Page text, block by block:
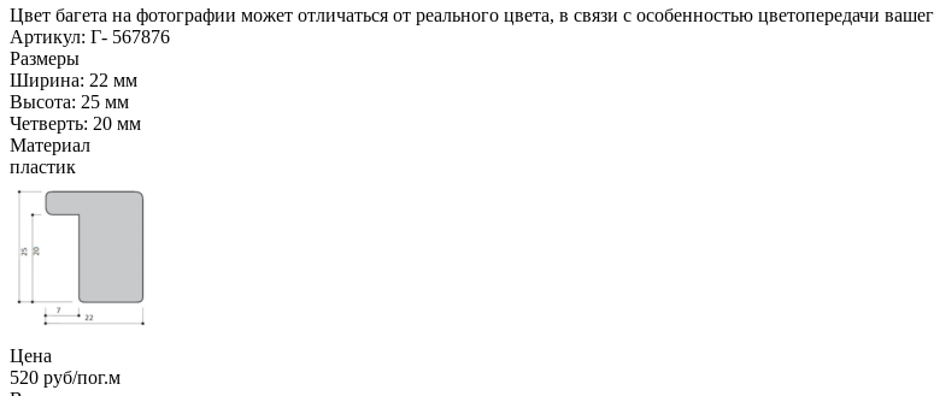
Цвет багета на фотографии может отличаться от реального цвета, в связи с особенностью цветопередачи
Артикул: Г- 567876
Размеры
Ширина: 22 мм
Высота: 25 мм
Четверть: 20 мм
Материал
пластик
Цена
520 руб/пог.м